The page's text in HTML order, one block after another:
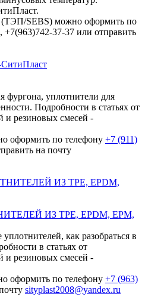
(ТЭП/SEBS) можно оформить по
, +7(963)742-37-37 или отправить
фургона, уплотнители для
Подробности в статьях от
и резиновых смесей -
оформить по телефону +7 (911)
на почту
ИЗ TPE, EPDM, EPM,
как разобраться в
в статьях от
и резиновых смесей -
оформить по телефону +7 (963)
sityplast2008@yandex.ru